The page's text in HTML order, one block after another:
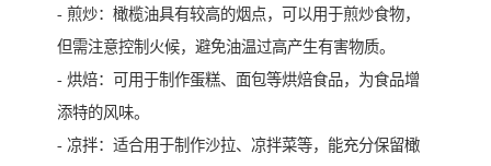
- 煎炒：橄榄油具有较高的烟点，可以用于煎炒食物，
但需注意控制火候，避免油温过高产生有害物质。
- 烘焙：可用于制作蛋糕、面包等烘焙食品，为食品增
添特的风味。
- 凉拌：适合用于制作沙拉、凉拌菜等，能充分保留橄